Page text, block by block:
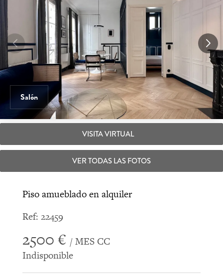
Salón
VISITA VIRTUAL
VER TODAS LAS FOTOS
Piso amueblado en alquiler
Ref: 22459
2500 € / MES CC
Indisponible